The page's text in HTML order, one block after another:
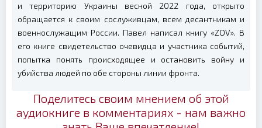
и территорию Украины весной 2022 года, открыто
обращается к своим сослуживцам, всем десантникам и
военнослужащим России. Павел написал книгу «ZOV». В
его книге свидетельство очевидца и участника событий,
попытка понять происходящее и остановить войну и
убийства людей по обе стороны линии фронта.
Поделитесь своим мнением об этой
аудиокниге в комментариях - нам важно